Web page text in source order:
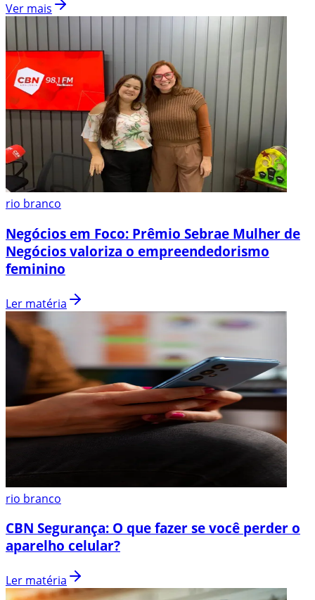
Ver mais
rio branco
Negócios em Foco: Prêmio Sebrae Mulher de
Negócios valoriza o empreendedorismo
feminino
Ler matéria
rio branco
CBN Segurança: O que fazer se você perder o
aparelho celular?
Ler matéria